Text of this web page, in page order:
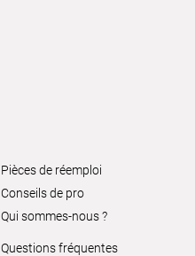
Pièces de réemploi
Conseils de pro
Qui sommes-nous ?
Questions fréquentes